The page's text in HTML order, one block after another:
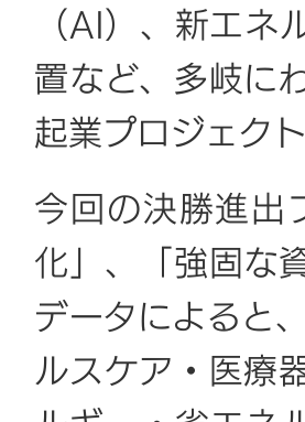
（AI）、新エ
置など、多岐に
起業プロジェク
今回の決勝進出
化」、「強固な
データによると
ルスケア・医療